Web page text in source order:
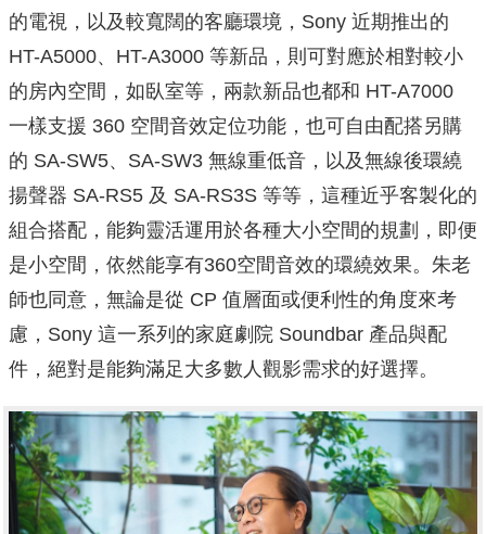
的電視，以及較寬闊的客廳環境，Sony 近期推出的
HT-A5000、HT-A3000 等新品，則可對應於相對較小
的房內空間，如臥室等，兩款新品也都和 HT-A7000
一樣支援 360 空間音效定位功能，也可自由配搭另購
的 SA-SW5、SA-SW3 無線重低音，以及無線後環繞
揚聲器 SA-RS5 及 SA-RS3S 等等，這種近乎客製化的
組合搭配，能夠靈活運用於各種大小空間的規劃，即便
是小空間，依然能享有360空間音效的環繞效果。朱老
師也同意，無論是從 CP 值層面或便利性的角度來考
慮，Sony 這一系列的家庭劇院 Soundbar 產品與配
件，絕對是能夠滿足大多數人觀影需求的好選擇。